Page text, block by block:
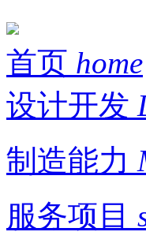
首页 home
设计开发
制造能力
服务项目